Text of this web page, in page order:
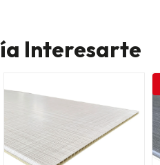
Interesarte